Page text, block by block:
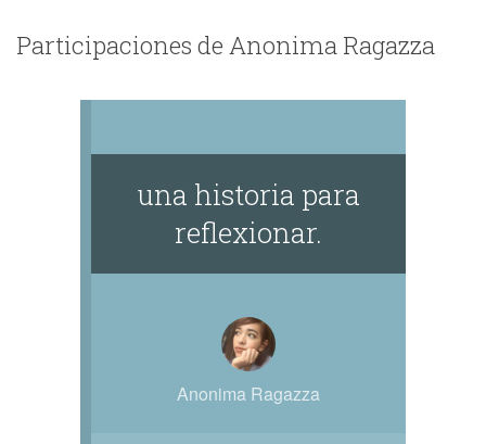
Participaciones de Anonima Ragazza
una historia para
reflexionar.
Anonima Ragazza